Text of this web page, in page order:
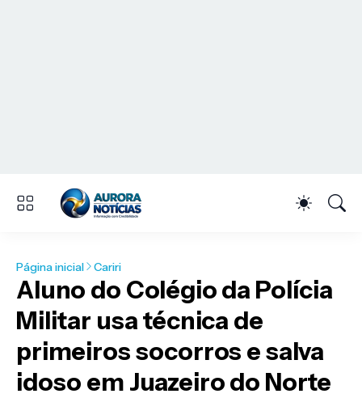
Página inicial Cariri
Aluno do Colégio da Polícia
Militar usa técnica de
primeiros socorros e salva
idoso em Juazeiro do Norte